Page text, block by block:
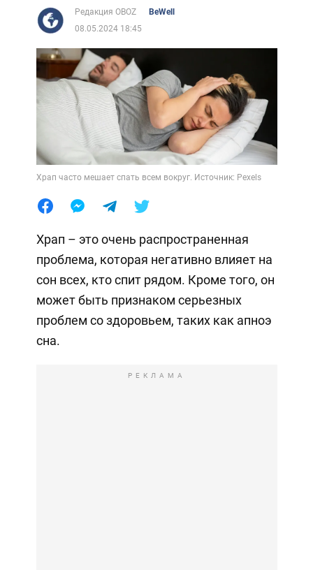
Редакция OBOZ
BeWell
08.05.2024 18:45
Храп часто мешает спать всем вокруг. Источник: Pexels
Храп – это очень распространенная
проблема, которая негативно влияет на
сон всех, кто спит рядом. Кроме того, он
может быть признаком серьезных
проблем со здоровьем, таких как апноэ
сна.
РЕКЛАМА